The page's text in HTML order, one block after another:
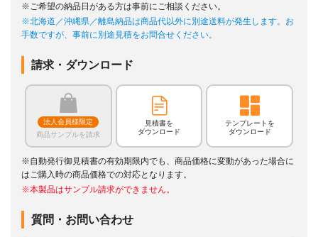
※ご希望の納品日がある方は事前にご相談ください。
※北海道／沖縄県／離島納品は商品代以外に別途送料が発生します。お
手数ですが、事前に別途見積をお問合せください。
請求・ダウンロード
法人会員様限定
商品サンプルを請求
見積書を
ダウンロード
テンプレートを
ダウンロード
※自動発行御見積書の有効期限内でも、商品価格に変動があった場合に
はご購入時の商品価格での対応となります。
※本製品はサンプル請求ができません。
質問・お問い合わせ